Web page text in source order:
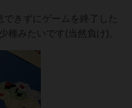
きずにゲームを終了した
種みたいです(当然負け)。